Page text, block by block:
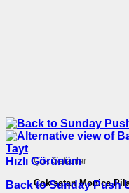
Çok Satanlar
Çok satan Monica
Hızlı Görünüm
Back to Sunday Push